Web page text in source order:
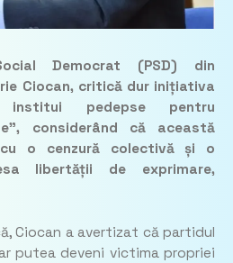
Democrat (PSD) din
Ciocan, critică dur inițiativa
pedepse pentru
considerând că această
cu o cenzură colectivă și o
libertății de exprimare,
Ciocan a avertizat că partidul
putea deveni victima propriei